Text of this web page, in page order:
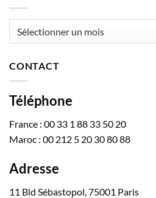
CONTACT
Téléphone
France : 00 33 1 88 33 50 20
Maroc : 00 212 5 20 30 80 88
Adresse
11 Bld Sébastopol, 75001 Paris